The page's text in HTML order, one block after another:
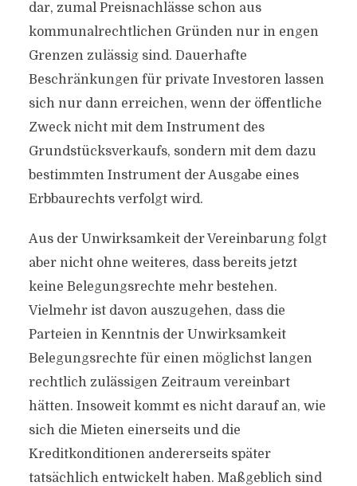
dar, zumal Preisnachlässe schon aus
kommunalrechtlichen Gründen nur in engen
Grenzen zulässig sind. Dauerhafte
Beschränkungen für private Investoren lassen
sich nur dann erreichen, wenn der öffentliche
Zweck nicht mit dem Instrument des
Grundstücksverkaufs, sondern mit dem dazu
bestimmten Instrument der Ausgabe eines
Erbbaurechts verfolgt wird.
Aus der Unwirksamkeit der Vereinbarung folgt
aber nicht ohne weiteres, dass bereits jetzt
keine Belegungsrechte mehr bestehen.
Vielmehr ist davon auszugehen, dass die
Parteien in Kenntnis der Unwirksamkeit
Belegungsrechte für einen möglichst langen
rechtlich zulässigen Zeitraum vereinbart
hätten. Insoweit kommt es nicht darauf an, wie
sich die Mieten einerseits und die
Kreditkonditionen andererseits später
tatsächlich entwickelt haben. Maßgeblich sind